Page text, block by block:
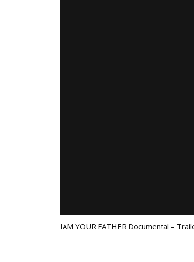
IAM YOUR FATHER Documental –